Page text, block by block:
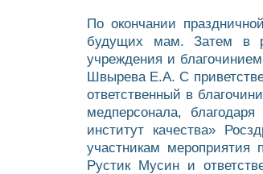
По окончании
будущих мам. Затем в
учреждения и
Швырева Е.А. С
ответственный в
медперсонала,
институт качества»
участникам мероприятия
Рустик Мусин и